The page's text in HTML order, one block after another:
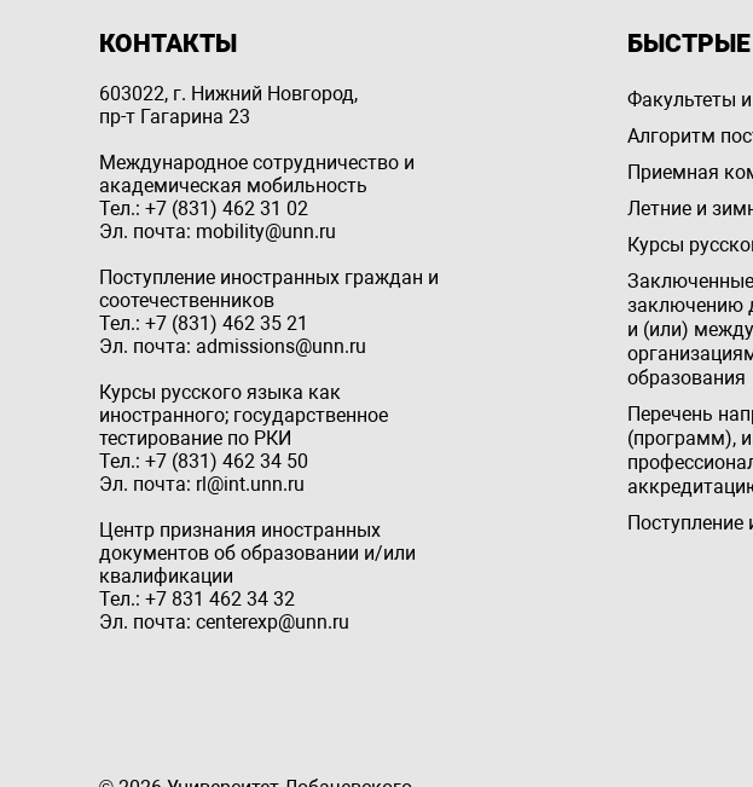
КОНТАКТЫ
603022, г. Нижний Новгород,
пр-т Гагарина 23
Международное сотрудничество и
академическая мобильность
Тел.: +7 (831) 462 31 02
Эл. почта: mobility@unn.ru
Поступление иностранных граждан и
соотечественников
Тел.: +7 (831) 462 35 21
Эл. почта: admissions@unn.ru
Курсы русского языка как
иностранного; государственное
тестирование по РКИ
Тел.: +7 (831) 462 34 50
Эл. почта: rl@int.unn.ru
Центр признания иностранных
документов об образовании и/или
квалификации
Тел.: +7 831 462 34 32
Эл. почта: centerexp@unn.ru
Факультеты
Алгоритм
Приемная
Летние и
Курсы
заключению
и (или)
образования
Перечень
(программ),
Поступление